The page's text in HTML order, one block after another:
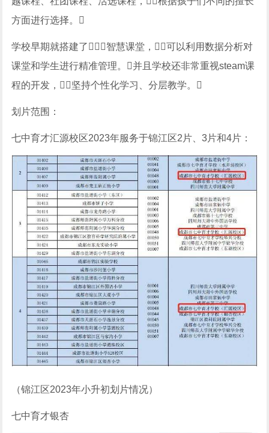
方面进行选择。
学校早期就搭建了智慧课堂，可以利用数据分析对
课堂和学生进行精准管理。并且学校还非常重视steam课
程的开发，坚持个性化学习、分层教学。
划片范围：
七中育才汇源校区2023年服务于锦江区2片、3片和4片：
（锦江区2023年小升初划片情况）
七中育才银杏